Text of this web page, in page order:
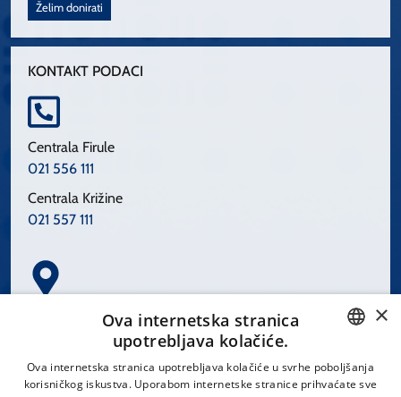
Želim donirati
KONTAKT PODACI
Centrala Firule
021 556 111
Centrala Križine
021 557 111
Spinčićeva 1, 21000 Split
CROATIAN
×
Ova internetska stranica
upotrebljava kolačiće.
Ova internetska stranica upotrebljava kolačiće u svrhe poboljšanja
korisničkog iskustva. Uporabom internetske stranice prihvaćate sve